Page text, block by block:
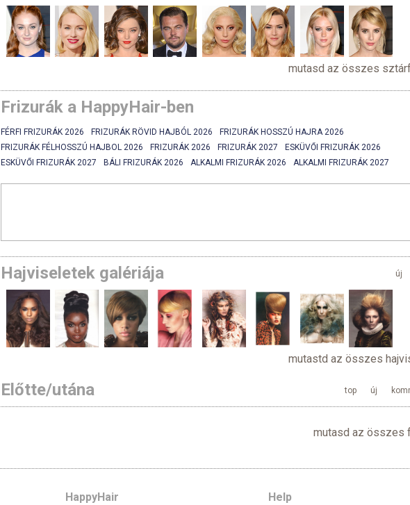
mutasd az összes
Frizurák a HappyHair-ben
FÉRFI FRIZURÁK 2026 FRIZURÁK RÖVID HAJBÓL 2026
FRIZURÁK HOSSZÚ HAJRA 2026
FRIZURÁK FÉLHOSSZÚ HAJBOL 2026
FRIZURÁK 2026 FRIZURÁK 2027
ESKÜVŐI FRIZURÁK 2026
ESKÜVŐI FRIZURÁK 2027
BÁLI FRIZURÁK 2026 ALKALMI FRIZURÁK 2026 ALKALMI FRIZURÁK 2027
Hajviseletek galériája új
mutastd az összes
Előtte/utána top új
mutasd az összes
HappyHair Help